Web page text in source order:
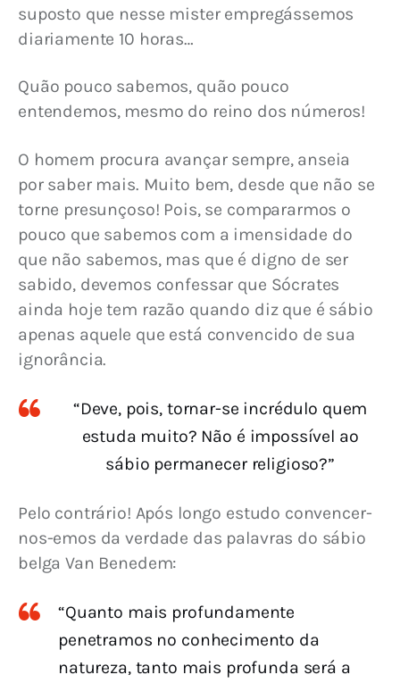
suposto que nesse mister empregássemos
diariamente 10 horas…
Quão pouco sabemos, quão pouco
entendemos, mesmo do reino dos números!
O homem procura avançar sempre, anseia
por saber mais. Muito bem, desde que não se
torne presunçoso! Pois, se compararmos o
pouco que sabemos com a imensidade do
que não sabemos, mas que é digno de ser
sabido, devemos confessar que Sócrates
ainda hoje tem razão quando diz que é sábio
apenas aquele que está convencido de sua
ignorância.
“Deve, pois, tornar-se incrédulo quem
estuda muito? Não é impossível ao
sábio permanecer religioso?”
Pelo contrário! Após longo estudo convencer-
nos-emos da verdade das palavras do sábio
belga Van Benedem:
“Quanto mais profundamente
penetramos no conhecimento da
natureza, tanto mais profunda será a